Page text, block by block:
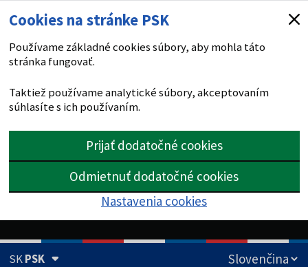
Cookies na stránke PSK
Používame základné cookies súbory, aby mohla táto
stránka fungovať.
Taktiež používame analytické súbory, akceptovaním
súhlasíte s ich používaním.
Prijať dodatočné cookies
Odmietnuť dodatočné cookies
Nastavenia cookies
SKPSK